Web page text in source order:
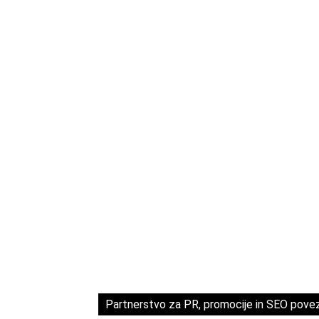
Partnerstvo za PR, promocije in SEO